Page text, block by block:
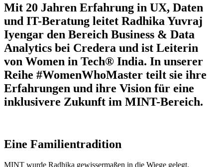
Mit 20 Jahren Erfahrung in UX, Daten
und IT-Beratung leitet Radhika Yuvraj
Iyengar den Bereich Business & Data
Analytics bei Credera und ist Leiterin
von Women in Tech® India. In unserer
Reihe #WomenWhoMaster teilt sie ihre
Erfahrungen und ihre Vision für eine
inklusivere Zukunft im MINT-Bereich.
Eine Familientradition
MINT wurde Radhika gewissermaßen in die Wiege gelegt.